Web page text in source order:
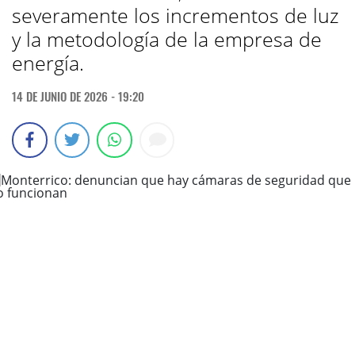
severamente los incrementos de luz
y la metodología de la empresa de
energía.
14 DE JUNIO DE 2026 - 19:20